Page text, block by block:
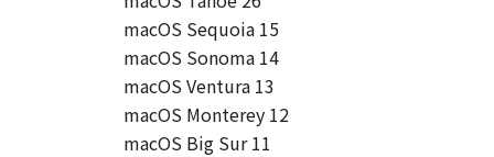
macOS Sequoia 15
macOS Sonoma 14
macOS Ventura 13
macOS Monterey 12
macOS Big Sur 11